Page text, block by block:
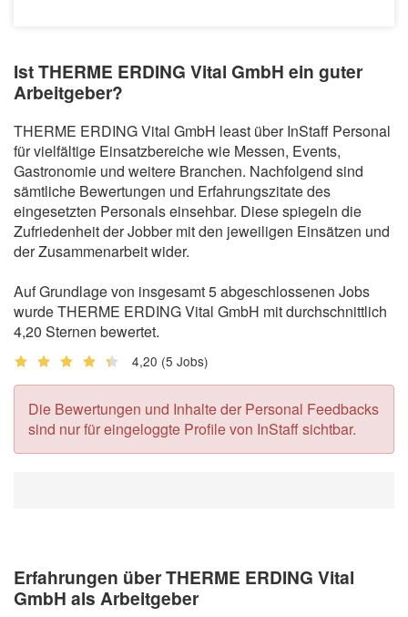
Ist THERME ERDING Vital GmbH ein guter
Arbeitgeber?
THERME ERDING Vital GmbH least über InStaff Personal
für vielfältige Einsatzbereiche wie Messen, Events,
Gastronomie und weitere Branchen. Nachfolgend sind
sämtliche Bewertungen und Erfahrungszitate des
eingesetzten Personals einsehbar. Diese spiegeln die
Zufriedenheit der Jobber mit den jeweiligen Einsätzen und
der Zusammenarbeit wider.
Auf Grundlage von insgesamt 5 abgeschlossenen Jobs
wurde THERME ERDING Vital GmbH mit durchschnittlich
4,20 Sternen bewertet.
4,20 (5 Jobs)
Die Bewertungen und Inhalte der Personal Feedbacks
sind nur für eingeloggte Profile von InStaff sichtbar.
Erfahrungen über THERME ERDING Vital
GmbH als Arbeitgeber